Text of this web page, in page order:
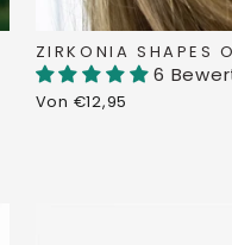
ZIRKONIA SHAPES
6
Von €12,95